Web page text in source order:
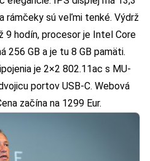
rámčeky sú veľmi tenké. Výdrž
9 hodín, procesor je Intel Core
256 GB a je tu 8 GB pamäti.
je 2×2 802.11ac s MU-
portov USB-C. Webová
začína na 1299 Eur.